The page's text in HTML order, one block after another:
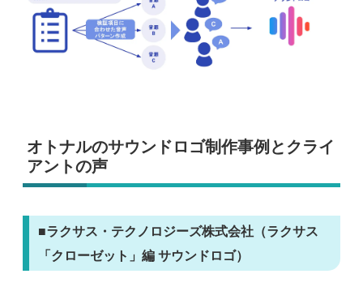
オトナルのサウンドロゴ制作事例とクライ
アントの声
■ラクサス・テクノロジーズ株式会社（ラクサス
「クローゼット」編 サウンドロゴ）